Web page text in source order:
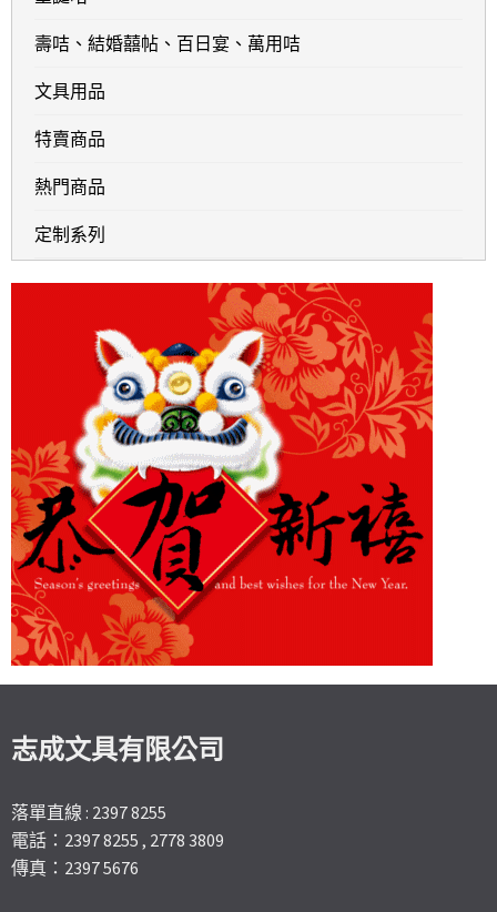
壽咭、結婚囍帖、百日宴、萬用咭
文具用品
特賣商品
熱門商品
定制系列
志成文具有限公司
落單直線 : 2397 8255
電話：2397 8255 , 2778 3809
傳真：2397 5676